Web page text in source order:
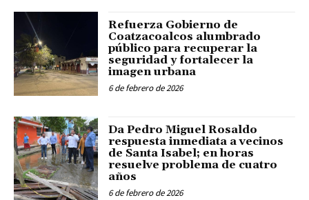
Refuerza Gobierno de
Coatzacoalcos alumbrado
público para recuperar la
seguridad y fortalecer la
imagen urbana
6 de febrero de 2026
Da Pedro Miguel Rosaldo
respuesta inmediata a vecinos
de Santa Isabel; en horas
resuelve problema de cuatro
años
6 de febrero de 2026